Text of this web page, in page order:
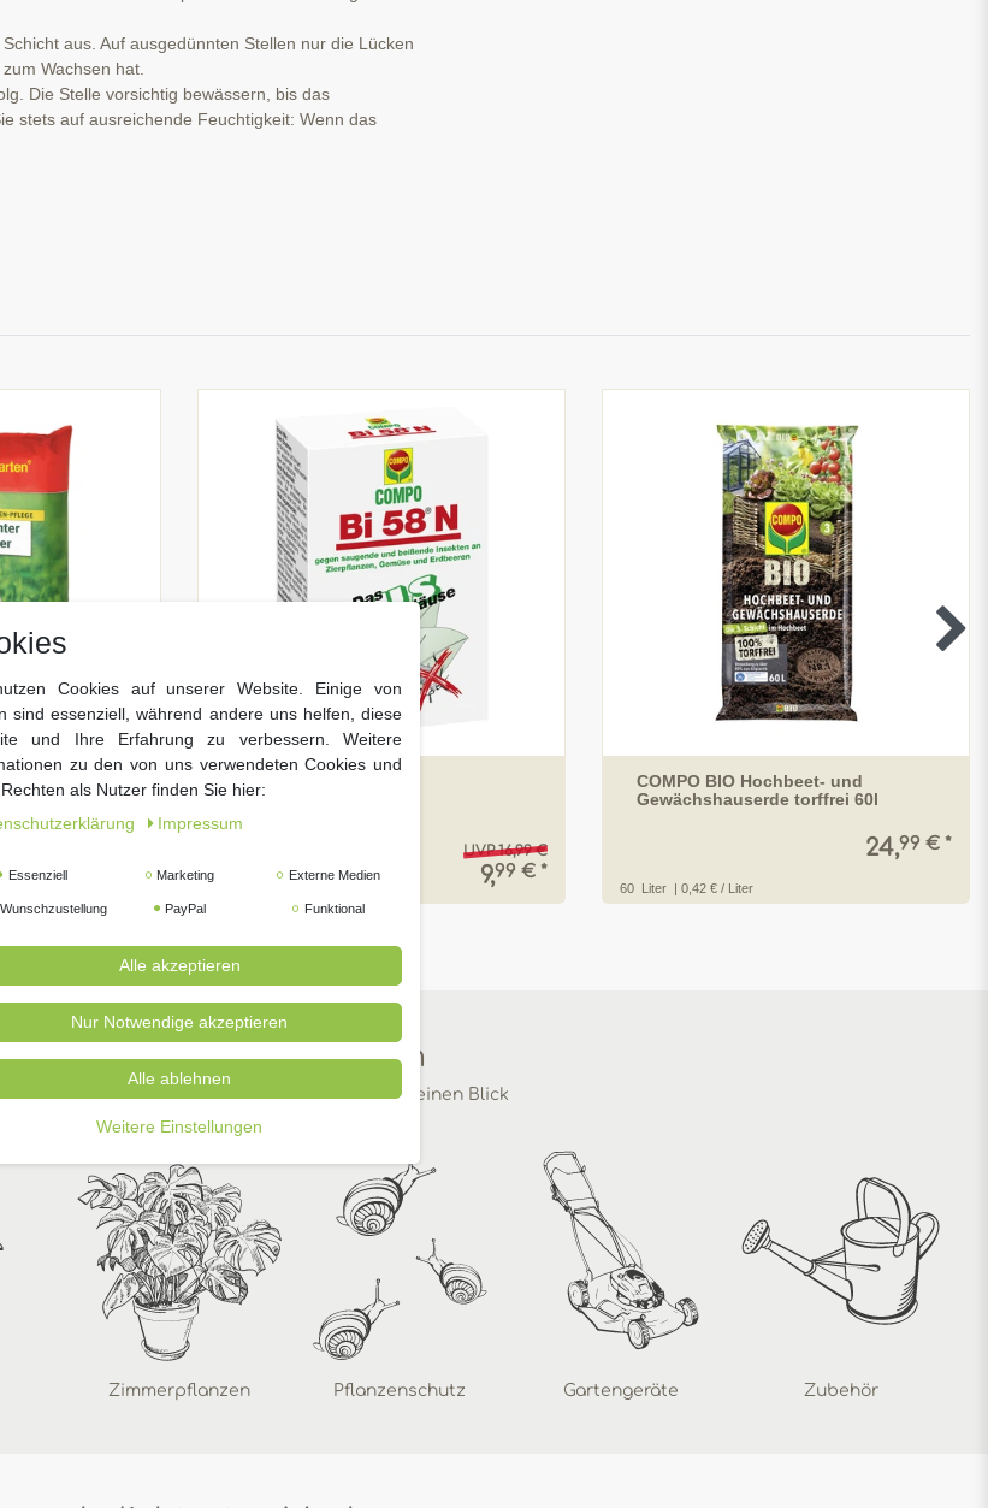
aus. Auf ausgedünnten Stellen nur die Lücken
Wachsen hat.
Die Stelle vorsichtig bewässern, bis das
stets auf ausreichende Feuchtigkeit: Wenn das
49,
COMPO Bi 58 N 30ml
UVP 16,99 €
9,99 € *
COMPO BIO Hochbeet- und
Gewächshauserde torffrei 60l
24,99 € *
60 Liter | 0,42 € / Liter
beliebtesten Kategorien
Dinge für Ihren Garten in wenigen Klicks auf einen Blick
Zimmerpflanzen Pflanzenschutz Gartengeräte Zubehör
Cookies auf unserer Website. Einige von
sind essenziell, während andere uns helfen, diese
und Ihre Erfahrung zu verbessern. Weitere
zu den von uns verwendeten Cookies und
als Nutzer finden Sie hier:
Impressum
Essenziell Marketing Externe Medien
PayPal Funktional
Alle akzeptieren
Nur Notwendige akzeptieren
Alle ablehnen
Weitere Einstellungen